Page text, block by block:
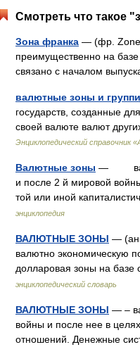
Смотреть что такое
Зона франка — (фр. Zone
преимущественно на
связано с началом
валютные зоны и
государств, созданные
своей валюте валют
Энциклопедический справочник
Валютные зоны —
и после 2 й мировой
той или иной
энциклопедия
ВАЛЮТНЫЕ ЗОНЫ —
валютно экономическую
долларовая зоны на
энциклопедический словарь
ВАЛЮТНЫЕ ЗОНЫ — –
войны и после нее в
отношений. Денежные